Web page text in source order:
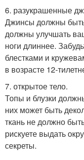
6. разукрашенные
Джинсы должны
должны улучшать
ноги длиннее.
блестками и
в возрасте 12-
7. открытое тело.
Топы и блузки
них может быть
ткань не должно
рискуете выдать
секреты.